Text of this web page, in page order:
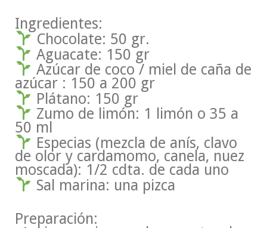
Ingredientes:
Chocolate: 50 gr.
Aguacate: 150 gr
Azúcar de coco / miel de caña de
azúcar : 150 a 200 gr
Plátano: 150 gr
Zumo de limón: 1 limón o 35 a
50 ml
Especias (mezcla de anís, clavo
de olor y cardamomo, canela, nuez
moscada): 1/2 cdta. de cada uno
Sal marina: una pizca
Preparación: